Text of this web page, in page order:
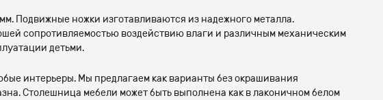
Подвижные ножки изготавливаются из надежного металла.
сопротивляемостью воздействию влаги и различным механическим
детьми.
интерьеры. Мы предлагаем как варианты без окрашивания
Столешница мебели может быть выполнена как в лаконичном белом